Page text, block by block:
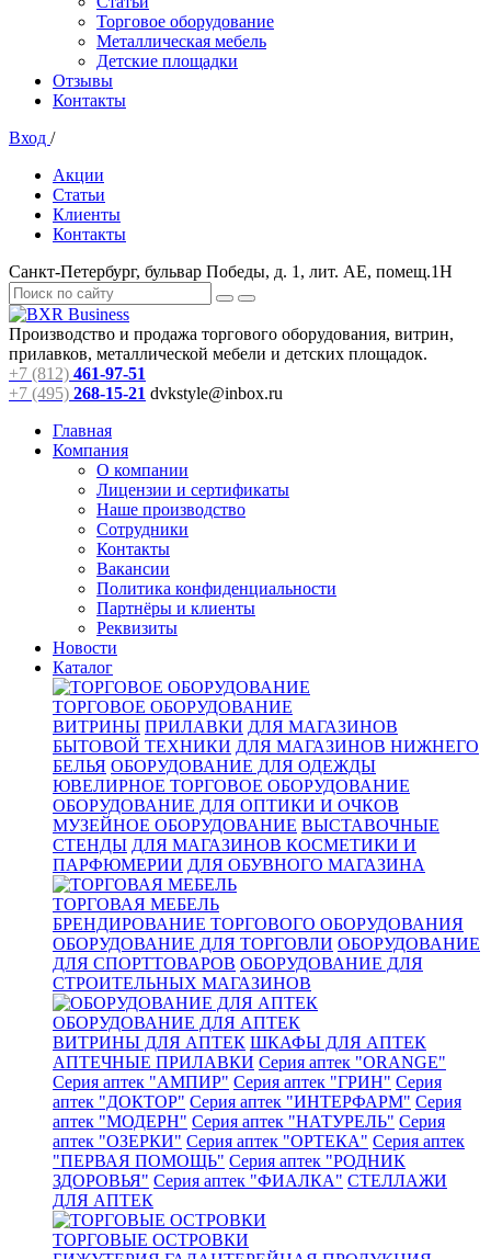
Торговое оборудование
Металлическая мебель
Детские площадки
Отзывы
Контакты
Вход /
Акции
Статьи
Клиенты
Контакты
Санкт-Петербург, бульвар Победы, д. 1, лит. АЕ, помещ.1Н
Производство и продажа торгового оборудования, витрин,
прилавков, металлической мебели и детских площадок.
+7 (812) 461-97-51
+7 (495) 268-15-21 dvkstyle@inbox.ru
Главная
Компания
О компании
Лицензии и сертификаты
Наше производство
Сотрудники
Контакты
Вакансии
Политика конфиденциальности
Партнёры и клиенты
Реквизиты
Новости
Каталог
ТОРГОВОЕ ОБОРУДОВАНИЕ
ВИТРИНЫ ПРИЛАВКИ ДЛЯ МАГАЗИНОВ
БЫТОВОЙ ТЕХНИКИ ДЛЯ МАГАЗИНОВ НИЖНЕГО
БЕЛЬЯ ОБОРУДОВАНИЕ ДЛЯ ОДЕЖДЫ
ЮВЕЛИРНОЕ ТОРГОВОЕ ОБОРУДОВАНИЕ
ОБОРУДОВАНИЕ ДЛЯ ОПТИКИ И ОЧКОВ
МУЗЕЙНОЕ ОБОРУДОВАНИЕ ВЫСТАВОЧНЫЕ
СТЕНДЫ ДЛЯ МАГАЗИНОВ КОСМЕТИКИ И
ПАРФЮМЕРИИ ДЛЯ ОБУВНОГО МАГАЗИНА
ТОРГОВАЯ МЕБЕЛЬ
БРЕНДИРОВАНИЕ ТОРГОВОГО ОБОРУДОВАНИЯ
ОБОРУДОВАНИЕ ДЛЯ ТОРГОВЛИ ОБОРУДОВАНИЕ
ДЛЯ СПОРТТОВАРОВ ОБОРУДОВАНИЕ ДЛЯ
СТРОИТЕЛЬНЫХ МАГАЗИНОВ
ОБОРУДОВАНИЕ ДЛЯ АПТЕК
ВИТРИНЫ ДЛЯ АПТЕК ШКАФЫ ДЛЯ АПТЕК
АПТЕЧНЫЕ ПРИЛАВКИ Серия аптек "ORANGE"
Серия аптек "АМПИР" Серия аптек "ГРИН" Серия
аптек "ДОКТОР" Серия аптек "ИНТЕРФАРМ" Серия
аптек "МОДЕРН" Серия аптек "НАТУРЕЛЬ" Серия
аптек "ОЗЕРКИ" Серия аптек "ОРТЕКА" Серия аптек
"ПЕРВАЯ ПОМОЩЬ" Серия аптек "РОДНИК
ЗДОРОВЬЯ" Серия аптек "ФИАЛКА" СТЕЛЛАЖИ
ДЛЯ АПТЕК
ТОРГОВЫЕ ОСТРОВКИ